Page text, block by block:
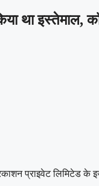
इस्तेमाल,
प्राइवेट लिमिटेड के